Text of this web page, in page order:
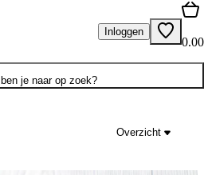
Inloggen
0.00
je naar op zoek?
Overzicht